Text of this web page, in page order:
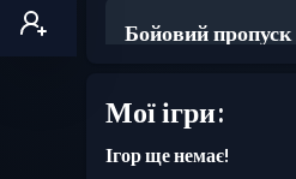
Бойовий пропуск
Бойовий пропуск
Мої ігри:
Ігор ще немає!